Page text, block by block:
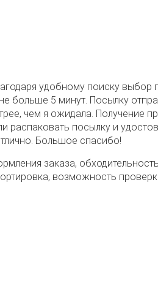
удобному поиску выбор
больше 5 минут. Посылку
чем я ожидала. Получение
распаковать посылку и
Большое спасибо!
заказа,
возможность